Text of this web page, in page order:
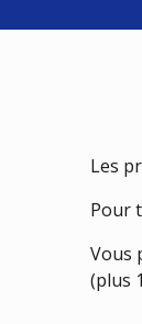
Les
Pour
Vous
(plus